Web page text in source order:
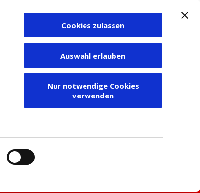
Cookies zulassen
Auswahl erlauben
Nur notwendige Cookies
verwenden
Zum Depot